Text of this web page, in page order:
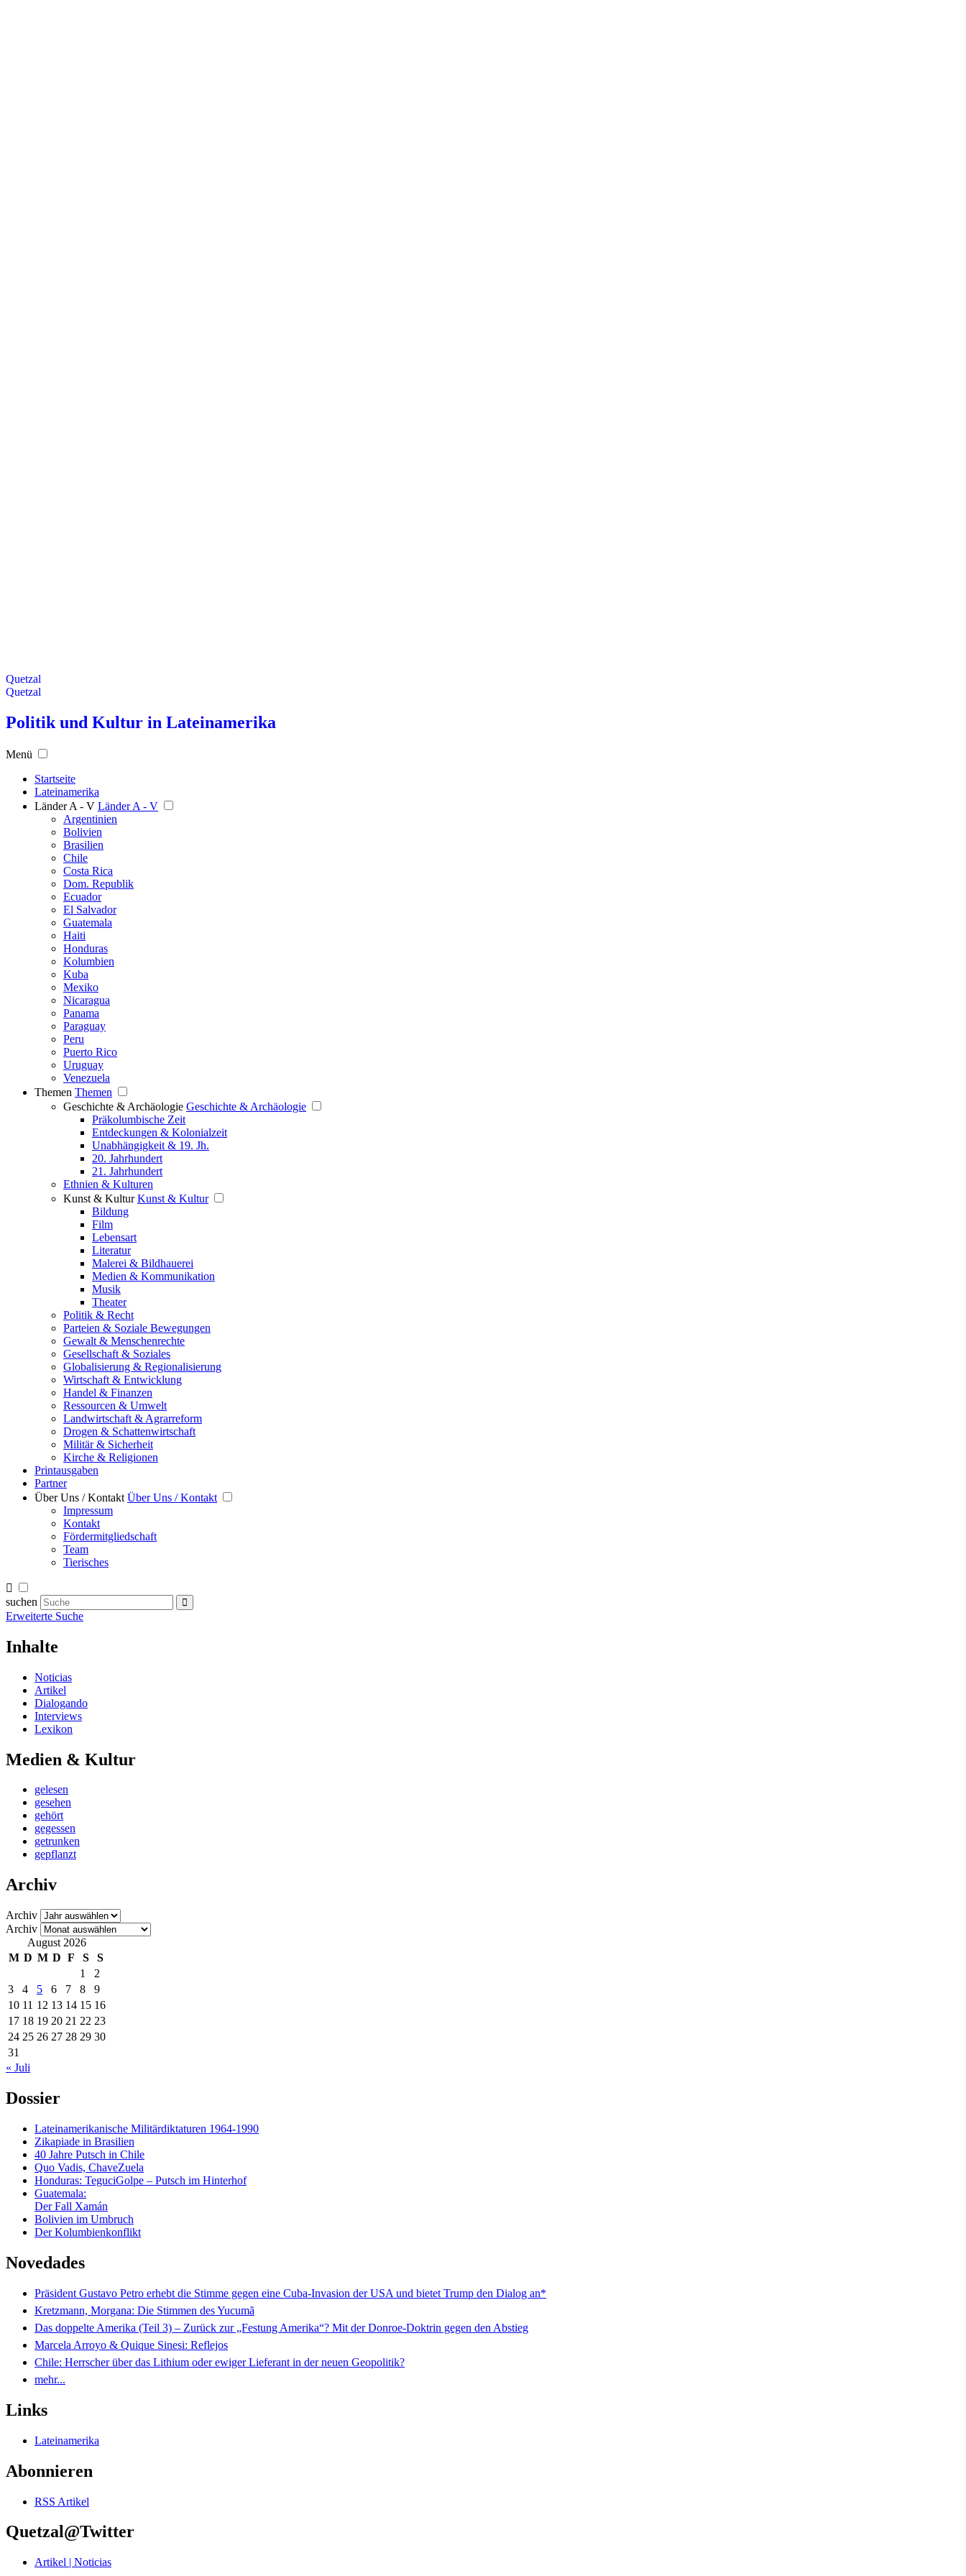
Quetzal
Quetzal
Politik und Kultur in Lateinamerika
Menü
Startseite
Lateinamerika
Länder A - V Länder A - V
Argentinien
Bolivien
Brasilien
Chile
Costa Rica
Dom. Republik
Ecuador
El Salvador
Guatemala
Haiti
Honduras
Kolumbien
Kuba
Mexiko
Nicaragua
Panama
Paraguay
Peru
Puerto Rico
Uruguay
Venezuela
Themen Themen
Geschichte & Archäologie Geschichte & Archäologie
Präkolumbische Zeit
Entdeckungen & Kolonialzeit
Unabhängigkeit & 19. Jh.
20. Jahrhundert
21. Jahrhundert
Ethnien & Kulturen
Kunst & Kultur Kunst & Kultur
Bildung
Film
Lebensart
Literatur
Malerei & Bildhauerei
Medien & Kommunikation
Musik
Theater
Politik & Recht
Parteien & Soziale Bewegungen
Gewalt & Menschenrechte
Gesellschaft & Soziales
Globalisierung & Regionalisierung
Wirtschaft & Entwicklung
Handel & Finanzen
Ressourcen & Umwelt
Landwirtschaft & Agrarreform
Drogen & Schattenwirtschaft
Militär & Sicherheit
Kirche & Religionen
Printausgaben
Partner
Über Uns / Kontakt Über Uns / Kontakt
Impressum
Kontakt
Fördermitgliedschaft
Team
Tierisches
suchen
Erweiterte Suche
Inhalte
Noticias
Artikel
Dialogando
Interviews
Lexikon
Medien & Kultur
gelesen
gesehen
gehört
gegessen
getrunken
gepflanzt
Archiv
Archiv
Archiv
August 2026
M D M D F S
S
1
2
3
4 5 6 7 8
9
10 11 12 13 14 15 16
17 18 19 20 21 22 23
24 25 26 27 28 29 30
31
« Juli
Dossier
Lateinamerikanische Militärdiktaturen 1964-1990
Zikapiade in Brasilien
40 Jahre Putsch in Chile
Quo Vadis, ChaveZuela
Honduras: TeguciGolpe – Putsch im Hinterhof
Guatemala:
Der Fall Xamán
Bolivien im Umbruch
Der Kolumbienkonflikt
Novedades
Präsident Gustavo Petro erhebt die Stimme gegen eine Cuba-Invasion der USA und bietet Trump den Dialog an*
Kretzmann, Morgana: Die Stimmen des Yucumã
Das doppelte Amerika (Teil 3) – Zurück zur „Festung Amerika“? Mit der Donroe-Doktrin gegen den Abstieg
Marcela Arroyo & Quique Sinesi: Reflejos
Chile: Herrscher über das Lithium oder ewiger Lieferant in der neuen Geopolitik?
mehr...
Links
Lateinamerika
Abonnieren
RSS Artikel
Quetzal@Twitter
Artikel | Noticias